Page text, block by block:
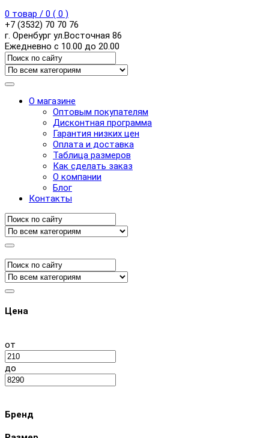
0 товар / 0 ( 0 )
+7 (3532) 70 70 76
г. Оренбург ул.Восточная 86
Ежедневно с 10.00 до 20.00
О магазине
Оптовым покупателям
Дисконтная программа
Гарантия низких цен
Оплата и доставка
Таблица размеров
Как сделать заказ
О компании
Блог
Контакты
Цена
от
до
Бренд